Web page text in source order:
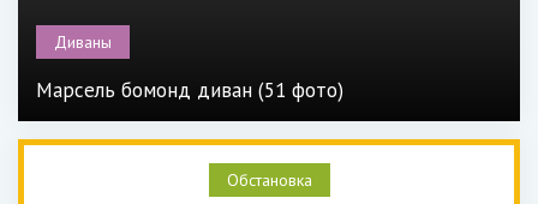
Диваны
Марсель бомонд диван (51 фото)
Обстановка